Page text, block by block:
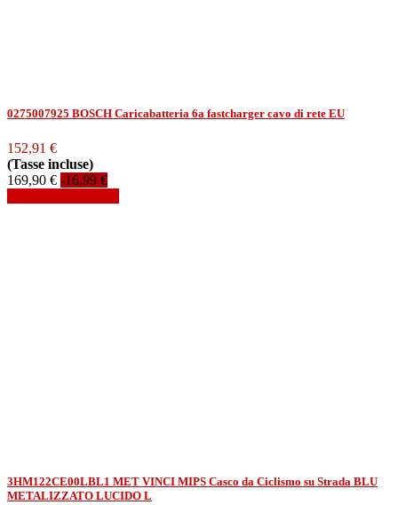
0275007925 BOSCH Caricabatteria 6a fastcharger cavo di rete EU
152,91 €
(Tasse incluse)
169,90 € -16,99 €
3HM122CE00LBL1 MET VINCI MIPS Casco da Ciclismo su Strada BLU
METALIZZATO LUCIDO L